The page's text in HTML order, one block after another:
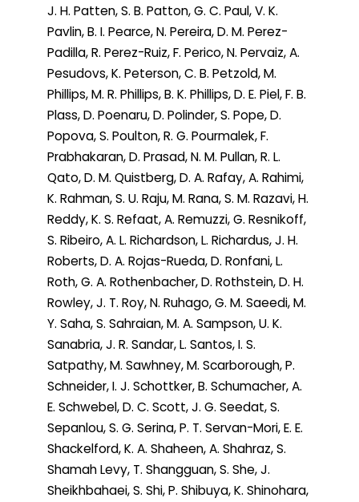
J. H. Patten, S. B. Patton, G. C. Paul, V. K.
Pavlin, B. I. Pearce, N. Pereira, D. M. Perez-
Padilla, R. Perez-Ruiz, F. Perico, N. Pervaiz, A.
Pesudovs, K. Peterson, C. B. Petzold, M.
Phillips, M. R. Phillips, B. K. Phillips, D. E. Piel, F. B.
Plass, D. Poenaru, D. Polinder, S. Pope, D.
Popova, S. Poulton, R. G. Pourmalek, F.
Prabhakaran, D. Prasad, N. M. Pullan, R. L.
Qato, D. M. Quistberg, D. A. Rafay, A. Rahimi,
K. Rahman, S. U. Raju, M. Rana, S. M. Razavi, H.
Reddy, K. S. Refaat, A. Remuzzi, G. Resnikoff,
S. Ribeiro, A. L. Richardson, L. Richardus, J. H.
Roberts, D. A. Rojas-Rueda, D. Ronfani, L.
Roth, G. A. Rothenbacher, D. Rothstein, D. H.
Rowley, J. T. Roy, N. Ruhago, G. M. Saeedi, M.
Y. Saha, S. Sahraian, M. A. Sampson, U. K.
Sanabria, J. R. Sandar, L. Santos, I. S.
Satpathy, M. Sawhney, M. Scarborough, P.
Schneider, I. J. Schottker, B. Schumacher, A.
E. Schwebel, D. C. Scott, J. G. Seedat, S.
Sepanlou, S. G. Serina, P. T. Servan-Mori, E. E.
Shackelford, K. A. Shaheen, A. Shahraz, S.
Shamah Levy, T. Shangguan, S. She, J.
Sheikhbahaei, S. Shi, P. Shibuya, K. Shinohara,